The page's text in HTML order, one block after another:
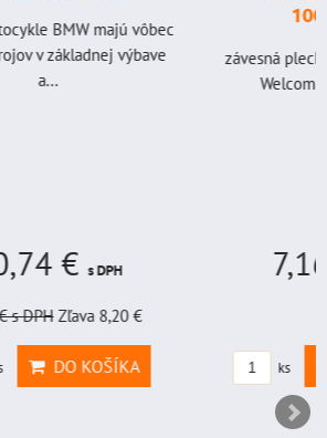
majú vôbec
výbave
s DPH
8,20 €
KOŠÍKA
10014687
závesná plechová
Welcome" 20 x 10
7,16 €s
DO